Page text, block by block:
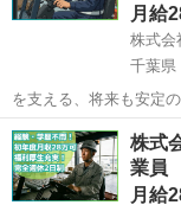
月給
株式会
千葉県
を支える、将来も安定
です。 仕事量が…
千葉 その他 工
株式
業員
月給